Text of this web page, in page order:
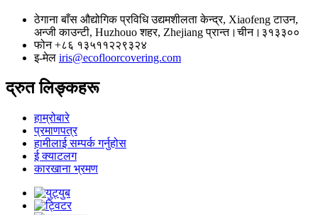
ठेगाना बाँस औद्योगिक प्रविधि उद्यमशीलता केन्द्र, Xiaofeng टाउन,
अन्जी काउन्टी, Huzhouo शहर, Zhejiang प्रान्त।चीन।३१३३००
फोन +८६ १३५११२२९३२४
इ-मेल iris@ecofloorcovering.com
द्रुत लिङ्कहरू
हाम्रोबारे
प्रमाणपत्र
हामीलाई सम्पर्क गर्नुहोस
ई क्याटलग
कारखाना भ्रमण